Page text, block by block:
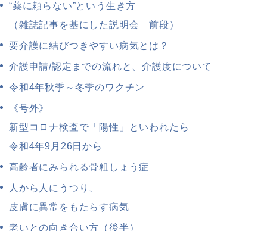
“薬に頼らない”という生き方
（雑誌記事を基にした説明会 前段）
要介護に結びつきやすい病気とは？
介護申請/認定までの流れと、介護度について
令和4年秋季～冬季のワクチン
《号外》
新型コロナ検査で「陽性」といわれたら
令和4年9月26日から
高齢者にみられる骨粗しょう症
人から人にうつり、
皮膚に異常をもたらす病気
老いとの向き合い方（後半）